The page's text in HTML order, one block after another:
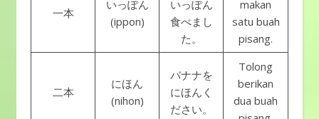
一本
いっぽん
(ippon)
いっぽん
食べまし
た。
makan
satu buah
pisang.
二本
にほん
(nihon)
バナナを
にほんく
ださい。
Tolong
berikan
dua buah